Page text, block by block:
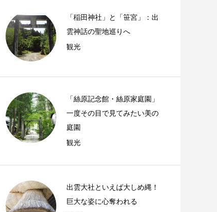
「稲田神社」と「笹宮」：出
雲神話の聖地巡りへ
観光
「絲原記念館・絲原家庭園」
一度その目で見てみたい美の
庭園
観光
出雲大社といえば大しめ縄！
巨大な姿に心奪われる